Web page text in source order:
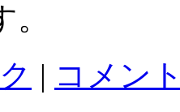
| コメン